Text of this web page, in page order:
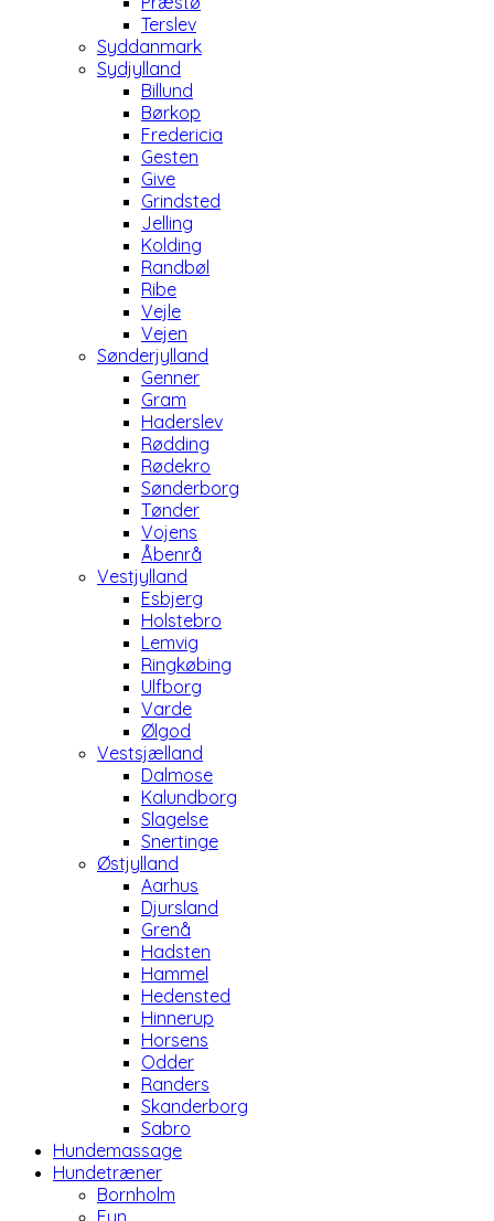
Terslev
Syddanmark
Sydjylland
Billund
Børkop
Fredericia
Gesten
Give
Grindsted
Jelling
Kolding
Randbøl
Ribe
Vejle
Vejen
Sønderjylland
Genner
Gram
Haderslev
Rødding
Rødekro
Sønderborg
Tønder
Vojens
Åbenrå
Vestjylland
Esbjerg
Holstebro
Lemvig
Ringkøbing
Ulfborg
Varde
Ølgod
Vestsjælland
Dalmose
Kalundborg
Slagelse
Snertinge
Østjylland
Aarhus
Djursland
Grenå
Hadsten
Hammel
Hedensted
Hinnerup
Horsens
Odder
Randers
Skanderborg
Sabro
Hundemassage
Hundetræner
Bornholm
Fyn